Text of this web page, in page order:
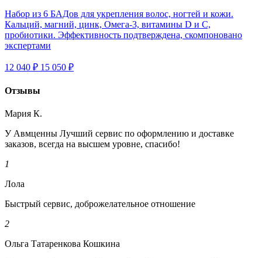
Набор из 6 БАДов для укрепления волос, ногтей и кожи.
Кальций, магний, цинк, Омега-3, витамины D и C,
пробиотики. Эффективность подтверждена, скомпоновано
экспертами
12 040 ₽ 15 050 ₽
Отзывы
Мария К.
У Авмценны Лучший сервис по оформлению и доставке
заказов, всегда на высшем уровне, спасибо!
1
Лола
Быстрый сервис, доброжелательное отношение
2
Ольга Татаренкова Кошкина